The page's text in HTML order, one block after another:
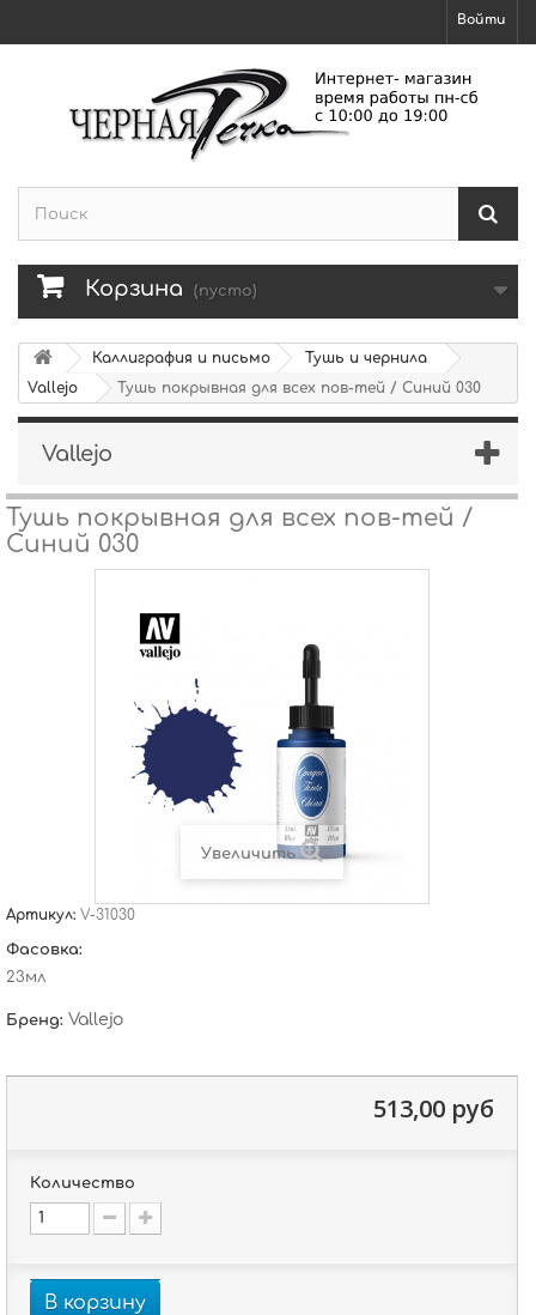
Войти
Корзина (пусто)
Каллиграфия и письмо
Тушь и чернила
Vallejo
Тушь покрывная для всех пов-тей / Синий 030
Vallejo
Тушь покрывная для всех пов-тей /
Синий 030
Увеличить
Артикул: V-31030
Фасовка:
23мл
Бренд: Vallejo
513,00 руб
Количество
В корзину